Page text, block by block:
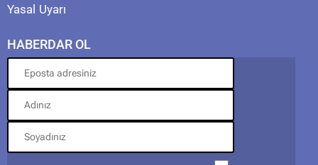
Yasal Uyarı
HABERDAR OL